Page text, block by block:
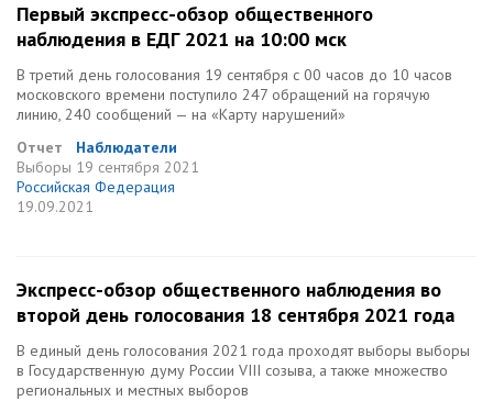
Первый экспресс-обзор общественного
наблюдения в ЕДГ 2021 на 10:00 мск
В третий день голосования 19 сентября с 00 часов до 10 часов
московского времени поступило 247 обращений на горячую
линию, 240 сообщений — на «Карту нарушений»
Отчет
Наблюдатели
Выборы 19 сентября 2021
Российская Федерация
19.09.2021
Экспресс-обзор общественного наблюдения во
второй день голосования 18 сентября 2021 года
В единый день голосования 2021 года проходят выборы выборы
в Государственную думу России VIII созыва, а также множество
региональных и местных выборов